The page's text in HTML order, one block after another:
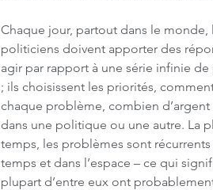
Chaque jour, partout dans le monde,
politiciens doivent apporter des
agir par rapport à une série infinie
; ils choisissent les priorités,
chaque problème, combien d’argent
dans une politique ou une autre. La
temps, les problèmes sont récurrents
temps et dans l’espace – ce qui
plupart d’entre eux ont